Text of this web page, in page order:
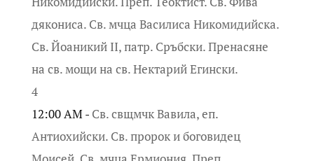
дякониса. Св. мчца Василиса Никомидийска.
Св. Йоаникий II, патр. Сръбски. Пренасяне
на св. мощи на св. Нектарий Егински.
4
12:00 AM - Св. свщмчк Вавила, еп.
Антиохийски. Св. пророк и боговидец